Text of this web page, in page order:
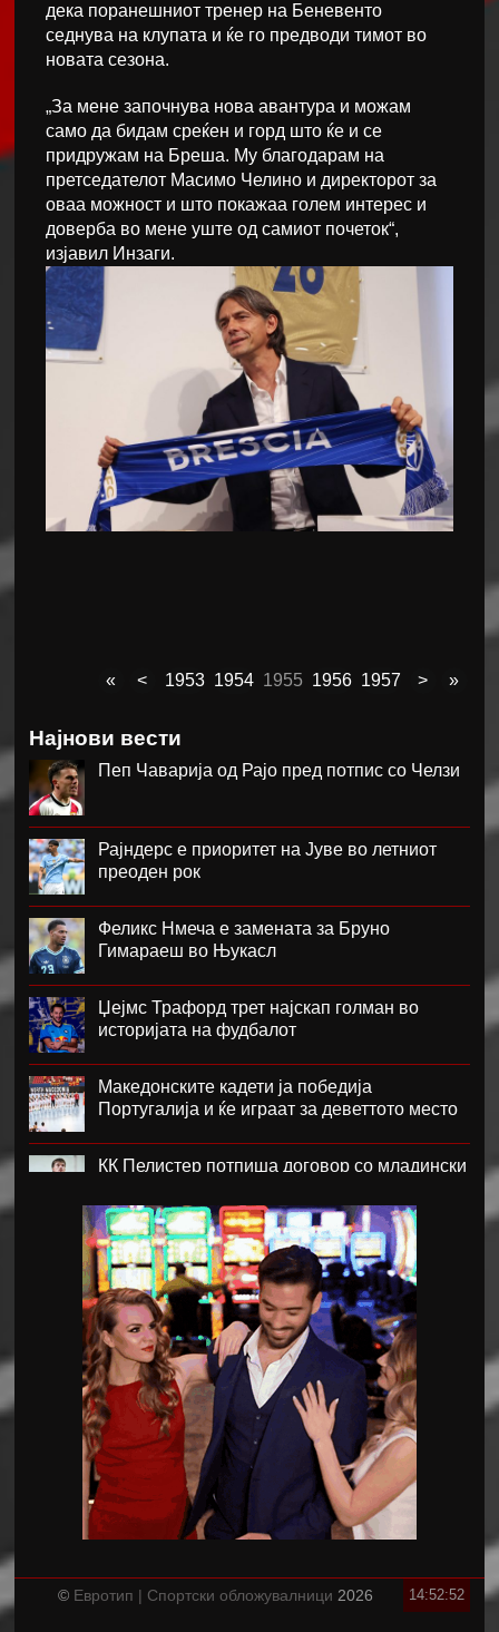
дека поранешниот тренер на Беневенто
седнува на клупата и ќе го предводи тимот во
новата сезона.
„За мене започнува нова авантура и можам
само да бидам среќен и горд што ќе и се
придружам на Бреша. Му благодарам на
претседателот Масимо Челино и директорот за
оваа можност и што покажаа голем интерес и
доверба во мене уште од самиот почеток“,
изјавил Инзаги.
« < 1953 1954 1955 1956 1957 > »
Најнови вести
Пеп Чаварија од Рајо пред потпис со Челзи
Рајндерс е приоритет на Јуве во летниот
преоден рок
Феликс Нмеча е замената за Бруно
Гимараеш во Њукасл
Џејмс Трафорд трет најскап голман во
историјата на фудбалот
Македонските кадети ја победија
Португалија и ќе играат за деветтото место
КК Пелистер потпиша договор со младински
Магнес Аклиуш официјално претставен во
Париз
Мики ван де Вен се согласи на нов договор
со Тотенхем
Лина Ѓорческа го заврши настапот во
Лајпциг
Барса и Сити почнаа преговори за Родри,
испратена и првата понуда
поддршка на Инфантино
14:52:53
© Евротип | Спортски обложувалници 2026